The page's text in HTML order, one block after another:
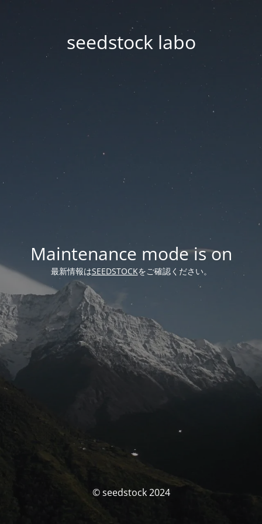
seedstock labo
Maintenance mode is on
最新情報はSEEDSTOCKをご確認ください。
© seedstock 2024